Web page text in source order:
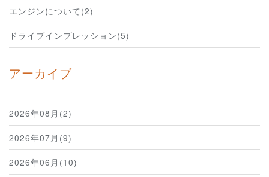
エンジンについて(2)
ドライブインプレッション(5)
アーカイブ
2026年08月(2)
2026年07月(9)
2026年06月(10)